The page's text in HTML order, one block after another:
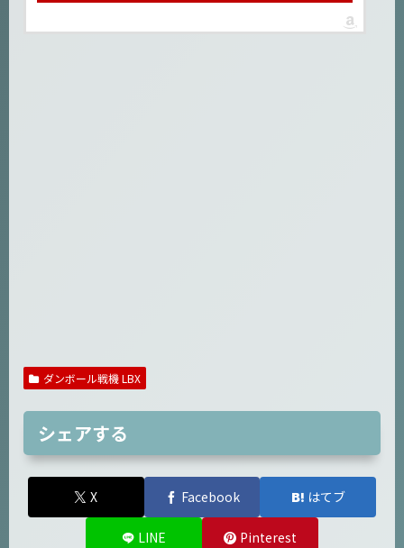
ダンボール戦機 LBX
シェアする
X Facebook はてブ
LINE Pinterest